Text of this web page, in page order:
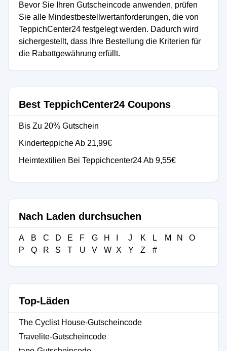
Bevor Sie Ihren Gutscheincode anwenden, prüfen
Sie alle Mindestbestellwertanforderungen, die von
TeppichCenter24 festgelegt werden. Dadurch wird
sichergestellt, dass Ihre Bestellung die Kriterien für
die Rabattgewährung erfüllt.
Best TeppichCenter24 Coupons
Bis Zu 20% Gutschein
Kinderteppiche Ab 21,99€
Heimtextilien Bei Teppichcenter24 Ab 9,55€
Nach Laden durchsuchen
A B C D E F G H J K L M N
O
P
Q R S T U V W X Y Z #
Top-Läden
The Cyclist House-Gutscheincode
Travelite-Gutscheincode